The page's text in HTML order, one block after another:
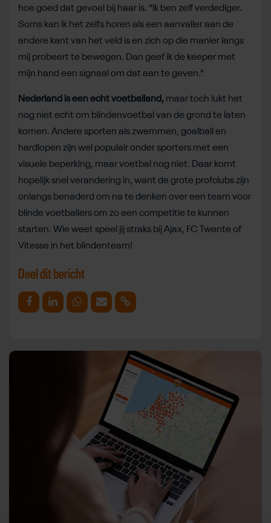
hoe goed dat gevoel bij haar is. “Ik ben zelf verdediger.
Soms kan ik het zelfs horen als een aanvaller aan de
andere kant van het veld is en zich op die manier langs
mij probeert te bewegen. Dan geef ik de keeper met
mijn hand een signaal om dat aan te geven.”
Nederland is een echt voetballand, maar toch lukt het
nog niet echt om blindenvoetbal van de grond te laten
komen. Andere sporten als zwemmen, goalball en
hardlopen zijn wel populair onder sporters met een
visuele beperking, maar voetbal nog niet. Daar komt
hopelijk snel verandering in, want de grote profclubs zijn
onlangs benaderd om na te denken over een team voor
blinde voetballers om zo een competitie te kunnen
starten. Wie weet speel jij straks bij Ajax, FC Twente of
Vitesse in het blindenteam!
Deel dit bericht
Deel op Facebook
Deel op LinkedinDeel op Whatsapp
Mail link Kopieer link